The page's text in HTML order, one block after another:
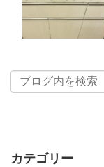
カテゴリー